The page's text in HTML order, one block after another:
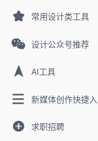
常用设计类工具
设计公众号推荐
AI工具
新媒体创作快捷
求职招聘